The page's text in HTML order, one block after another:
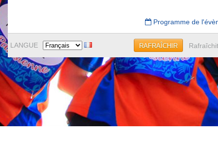
Programme de
LANGUE RAFRAÎCHIR